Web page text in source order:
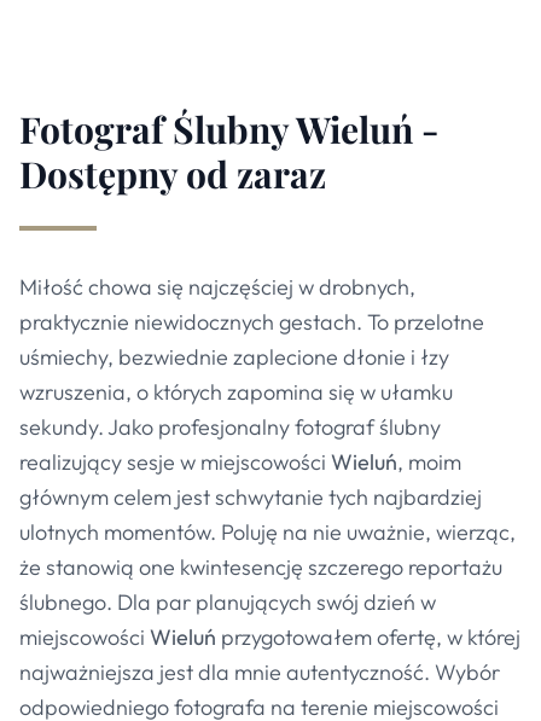
Fotograf Ślubny Wieluń -
Dostępny od zaraz
Miłość chowa się najczęściej w drobnych,
praktycznie niewidocznych gestach. To przelotne
uśmiechy, bezwiednie zaplecione dłonie i łzy
wzruszenia, o których zapomina się w ułamku
sekundy. Jako profesjonalny fotograf ślubny
realizujący sesje w miejscowości Wieluń, moim
głównym celem jest schwytanie tych najbardziej
ulotnych momentów. Poluję na nie uważnie, wierząc,
że stanowią one kwintesencję szczerego reportażu
ślubnego. Dla par planujących swój dzień w
miejscowości Wieluń przygotowałem ofertę, w której
najważniejsza jest dla mnie autentyczność. Wybór
odpowiedniego fotografa na terenie miejscowości